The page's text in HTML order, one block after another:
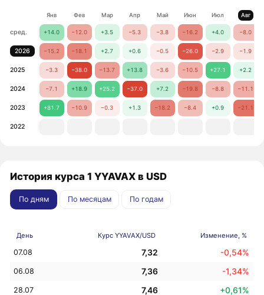
Янв Фев Мар Апр Май Июн Июл Авг
сред. +14.0 −12.0 +3.5 −5.3 −3.8 −16.2 +4.0 −8.0
2026 −15.2 −18.1 +2.7 +0.6 −0.5 −26.0 −2.9 −1.9
2025 −3.3 −38.0 −13.7 +13.8 −3.6 −10.5 +27.1 +2.2
2024 −7.1 +18.9 +25.2 −37.0 +7.2 −19.8 −8.8 −11.1
2023 +81.7 −10.9 −0.3 +1.3 −18.2 −8.4 +0.9 −21.1
2022
История курса 1 YYAVAX в USD
По дням По месяцам По годам
День Курс YYAVAX/USD Изменение, %
07.08 7,32 -0,54%
06.08 7,36 -1,34%
28.07 7,46 +0,61%